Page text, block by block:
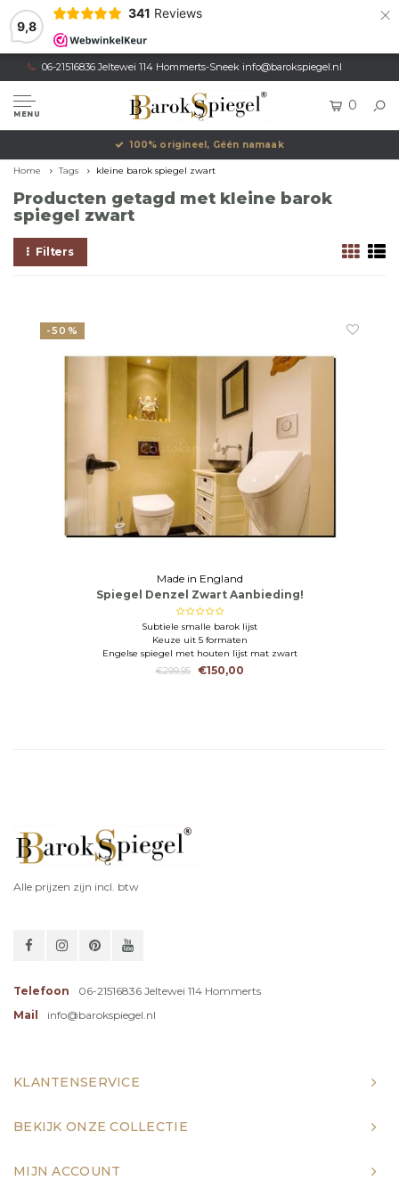
9,8
341 Reviews ×
06-21516836 Jeltewei 114 Hommerts-Sneek info@barokspiegel.nl
MENU
0
100% origineel, Géén namaak
Home Tags kleine barok spiegel zwart
Producten getagd met kleine barok
spiegel zwart
Filters
-50%
Made in England
Spiegel Denzel Zwart Aanbieding!
Subtiele smalle barok lijst
Keuze uit 5 formaten
Engelse spiegel met houten lijst mat zwart
€299,95
€150,00
Alle prijzen zijn incl. btw
Telefoon
06-21516836 Jeltewei 114 Hommerts
Mail
info@barokspiegel.nl
KLANTENSERVICE
BEKIJK ONZE COLLECTIE
MIJN ACCOUNT